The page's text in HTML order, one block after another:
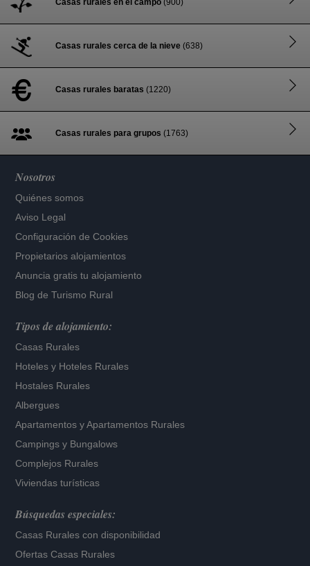
Casas rurales en el campo (900)
Casas rurales cerca de la nieve (638)
Casas rurales baratas (1220)
Casas rurales para grupos (1763)
Nosotros
Quiénes somos
Aviso Legal
Configuración de Cookies
Propietarios alojamientos
Anuncia gratis tu alojamiento
Blog de Turismo Rural
Tipos de alojamiento:
Casas Rurales
Hoteles y Hoteles Rurales
Hostales Rurales
Albergues
Apartamentos yApartamentos Rurales
Campings y Bungalows
Complejos Rurales
Viviendas turísticas
Búsquedas especiales:
Casas Rurales con disponibilidad
Ofertas Casas Rurales